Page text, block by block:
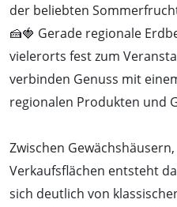
der beliebten
🍰🍓 Gerade regionale
vielerorts fest zum
verbinden Genuss mit
regionalen Produkten und
Zwischen
Verkaufsflächen entsteht
sich deutlich von